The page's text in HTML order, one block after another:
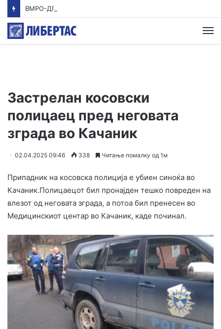
Застрелан косовски
полицаец пред неговата
зграда во Качаник
02.04.2025 09:46 338 Читање помалку од 1м
Припадник на косовска полиција е убиен синоќа во
Качаник.Полицаецот бил пронајден тешко повреден на
влезот од неговата зграда, а потоа бил пренесен во
Медицинскиот центар во Качаник, каде починал.